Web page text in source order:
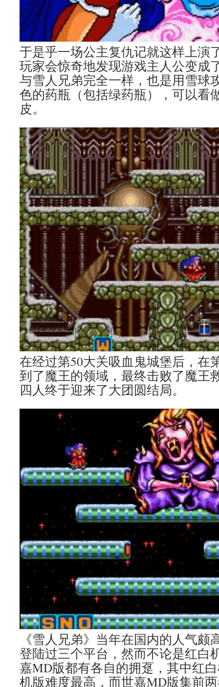
于是乎一场公主复仇记就这样上演
玩家会惊奇地发现游戏主人公变成
与雪人兄弟完全一样，也是用雪球
色的药瓶（包括绿药瓶），可以看
皮。
在经过第50大关吸血鬼城堡后，在
到了魔王的领域，最终击败了魔王
四人终于迎来了大团圆结局。
《雪人兄弟》当年在国内的人气颇
登陆过三个平台，然而不论是红白
嘉MD版都有各自的拥趸，其中红
机版难度最高，而世嘉MD版集前